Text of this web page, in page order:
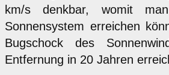
km/s denkbar, womit
Sonnensystem erreichen
Bugschock des
Entfernung in 20 Jahren